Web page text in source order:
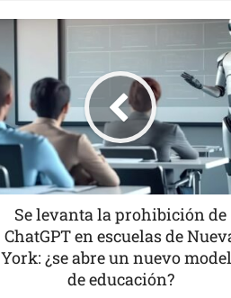
Se levanta la prohibición de
ChatGPT en escuelas de
York: ¿se abre un nuevo
de educación?